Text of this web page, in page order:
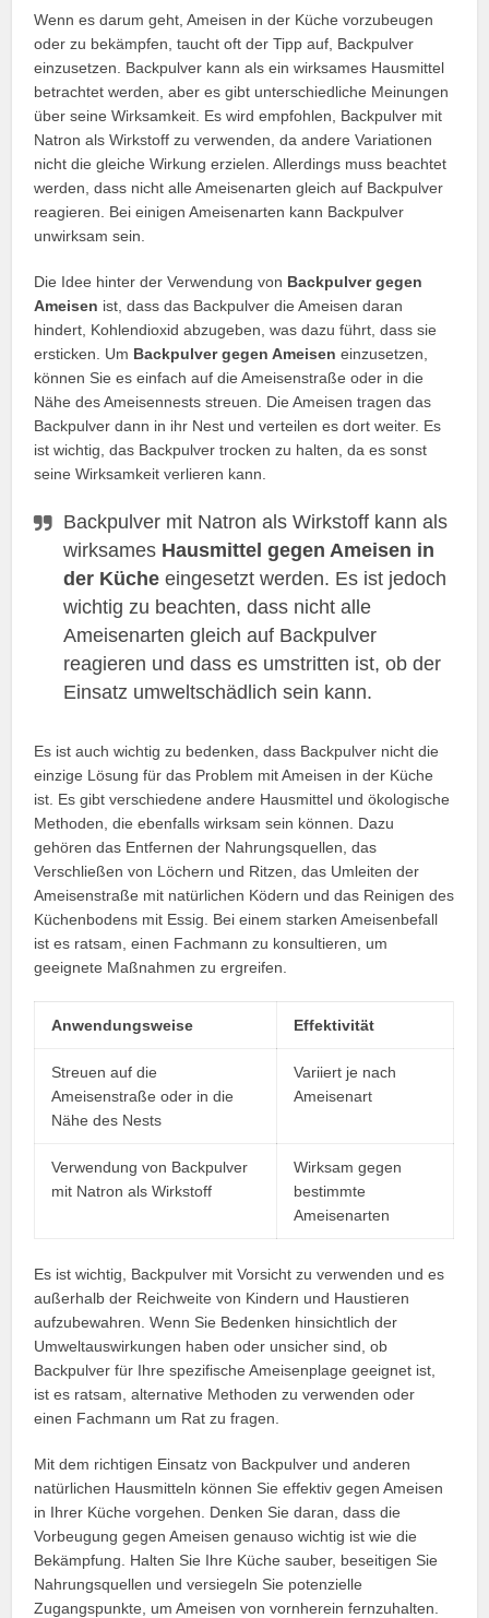
Wenn es darum geht, Ameisen in der Küche vorzubeugen
oder zu bekämpfen, taucht oft der Tipp auf, Backpulver
einzusetzen. Backpulver kann als ein wirksames Hausmittel
betrachtet werden, aber es gibt unterschiedliche Meinungen
über seine Wirksamkeit. Es wird empfohlen, Backpulver mit
Natron als Wirkstoff zu verwenden, da andere Variationen
nicht die gleiche Wirkung erzielen. Allerdings muss beachtet
werden, dass nicht alle Ameisenarten gleich auf Backpulver
reagieren. Bei einigen Ameisenarten kann Backpulver
unwirksam sein.
Die Idee hinter der Verwendung von Backpulver gegen
Ameisen ist, dass das Backpulver die Ameisen daran
hindert, Kohlendioxid abzugeben, was dazu führt, dass sie
ersticken. Um Backpulver gegen Ameisen einzusetzen,
können Sie es einfach auf die Ameisenstraße oder in die
Nähe des Ameisennests streuen. Die Ameisen tragen das
Backpulver dann in ihr Nest und verteilen es dort weiter. Es
ist wichtig, das Backpulver trocken zu halten, da es sonst
seine Wirksamkeit verlieren kann.
Backpulver mit Natron als Wirkstoff kann als
wirksames Hausmittel gegen Ameisen in
der Küche eingesetzt werden. Es ist jedoch
wichtig zu beachten, dass nicht alle
Ameisenarten gleich auf Backpulver
reagieren und dass es umstritten ist, ob der
Einsatz umweltschädlich sein kann.
Es ist auch wichtig zu bedenken, dass Backpulver nicht die
einzige Lösung für das Problem mit Ameisen in der Küche
ist. Es gibt verschiedene andere Hausmittel und ökologische
Methoden, die ebenfalls wirksam sein können. Dazu
gehören das Entfernen der Nahrungsquellen, das
Verschließen von Löchern und Ritzen, das Umleiten der
Ameisenstraße mit natürlichen Ködern und das Reinigen des
Küchenbodens mit Essig. Bei einem starken Ameisenbefall
ist es ratsam, einen Fachmann zu konsultieren, um
geeignete Maßnahmen zu ergreifen.
Anwendungsweise Effektivität
Streuen auf die
Ameisenstraße oder in die
Nähe des Nests
Variiert je nach
Ameisenart
Verwendung von Backpulver
mit Natron als Wirkstoff
Wirksam gegen
bestimmte
Ameisenarten
Es ist wichtig, Backpulver mit Vorsicht zu verwenden und es
außerhalb der Reichweite von Kindern und Haustieren
aufzubewahren. Wenn Sie Bedenken hinsichtlich der
Umweltauswirkungen haben oder unsicher sind, ob
Backpulver für Ihre spezifische Ameisenplage geeignet ist,
ist es ratsam, alternative Methoden zu verwenden oder
einen Fachmann um Rat zu fragen.
Mit dem richtigen Einsatz von Backpulver und anderen
natürlichen Hausmitteln können Sie effektiv gegen Ameisen
in Ihrer Küche vorgehen. Denken Sie daran, dass die
Vorbeugung gegen Ameisen genauso wichtig ist wie die
Bekämpfung. Halten Sie Ihre Küche sauber, beseitigen Sie
Nahrungsquellen und versiegeln Sie potenzielle
Zugangspunkte, um Ameisen von vornherein fernzuhalten.